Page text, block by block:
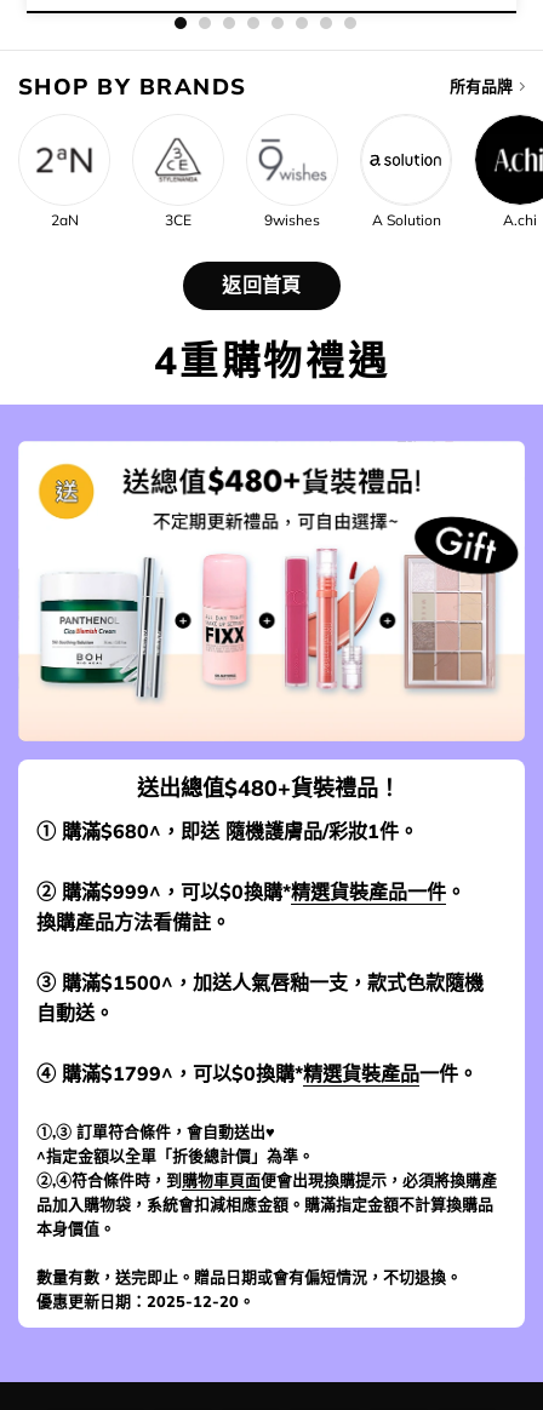
SHOP BY BRANDS 所有品牌
2aN 3CE 9wishes A Solution A.chi
返回首頁
4重購物禮遇
送出總值$480+貨裝禮品！
① 購滿$680^，即送 隨機護膚品/彩妝1件。
② 購滿$999^，可以$0換購*精選貨裝產品一件 。
換購產品方法看備註。
③ 購滿$1500^，加送人氣唇釉一支，款式色款隨機
自動送。
④ 購滿$1799^，可以$0換購*精選貨裝產品一件。
①,③ 訂單符合條件，會自動送出♥
^指定金額以全單「折後總計價」為準。
②,④符合條件時，到 購物車頁面便會出現換購提示，必須將換購產
品加入購物袋，系統會扣減相應金額。購滿指定金額不計算換購品
本身價值。
數量有數，送完即止。贈品日期或會有偏短情況，不切退換。
優惠更新日期：2025-12-20。